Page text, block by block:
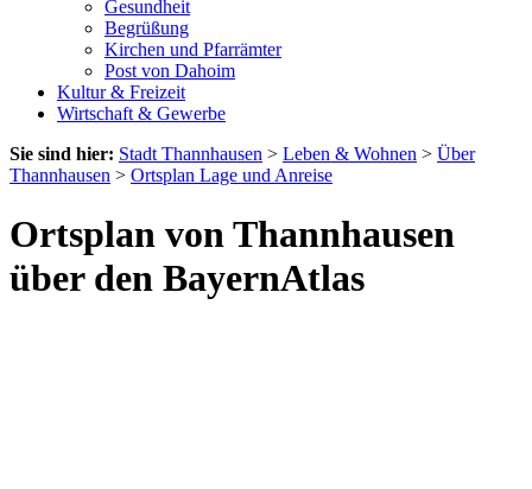
Gesundheit
Begrüßung
Kirchen und Pfarrämter
Post von Dahoim
Kultur & Freizeit
Wirtschaft & Gewerbe
Sie sind hier: Stadt Thannhausen > Leben & Wohnen > Über
Thannhausen > Ortsplan Lage und Anreise
Ortsplan von Thannhausen
über den BayernAtlas